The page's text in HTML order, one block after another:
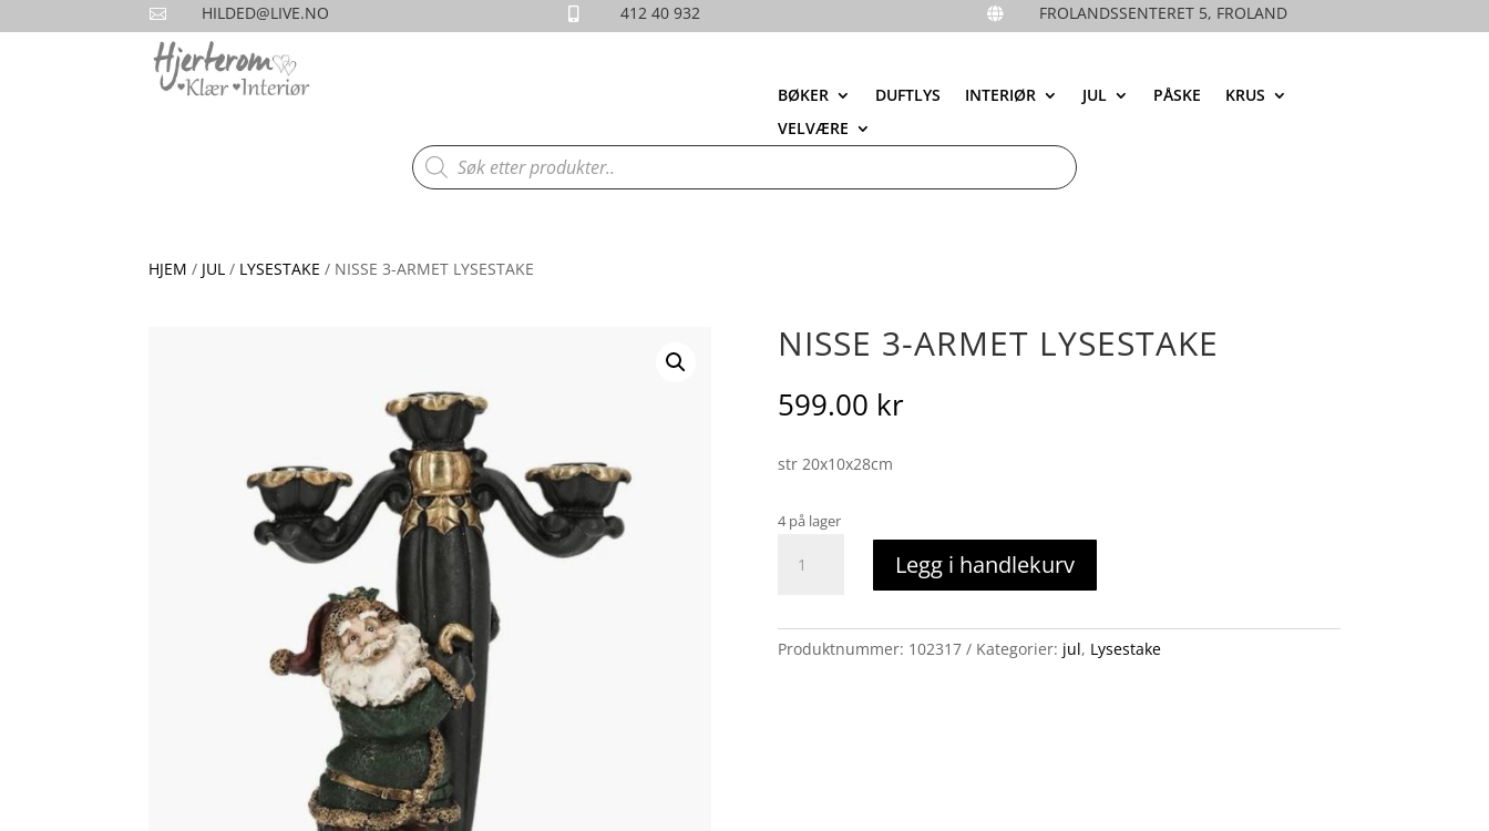
 HILDED@LIVE.NO  412 40 932  FROLANDSSENTERET 5, FROLAND
BØKER DUFTLYS INTERIØR JUL PÅSKE
KRUS
VELVÆRE
Products
search
HJEM / JUL / LYSESTAKE / NISSE 3-ARMET LYSESTAKE
NISSE 3-ARMET LYSESTAKE
599.00 kr
str 20x10x28cm
4 på lager
antall
Legg i handlekurv
Produktnummer: 102317 Kategorier: jul, Lysestake